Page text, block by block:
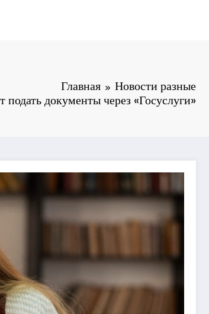
Главная
Новости разные
документы через «Госуслуги»